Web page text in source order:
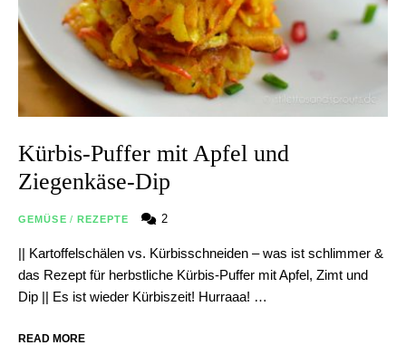
Kürbis-Puffer mit Apfel und
Ziegenkäse-Dip
GEMÜSE / REZEPTE 2
|| Kartoffelschälen vs. Kürbisschneiden – was ist schlimmer &
das Rezept für herbstliche Kürbis-Puffer mit Apfel, Zimt und
Dip || Es ist wieder Kürbiszeit! Hurraaa! …
READ MORE